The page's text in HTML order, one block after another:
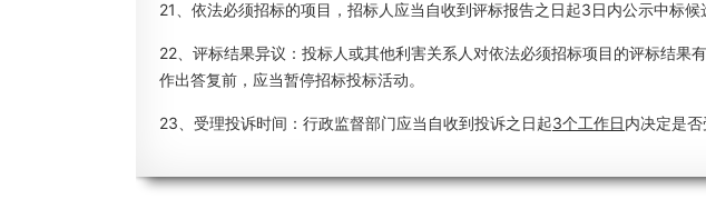
21、依法必须招标的项目，招标人应当自收到评标报告之日起3日内公示中标
22、评标结果异议：投标人或其他利害关系人对依法必须招标项目的评标结
作出答复前，应当暂停招标投标活动。
23、受理投诉时间：行政监督部门应当自收到投诉之日起3个工作日内决定是否